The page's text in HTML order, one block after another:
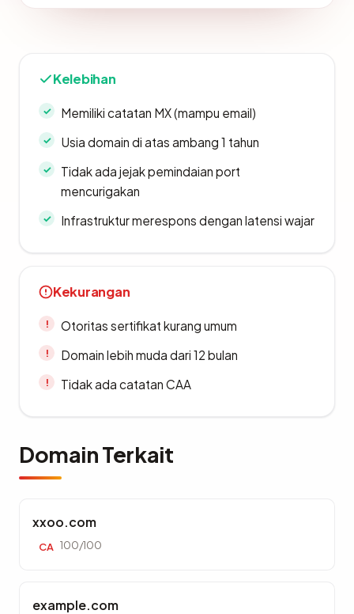
Kelebihan
Memiliki catatan MX (mampu email)
Usia domain di atas ambang 1 tahun
Tidak ada jejak pemindaian port
mencurigakan
Infrastruktur merespons dengan latensi wajar
Kekurangan
Otoritas sertifikat kurang umum
Domain lebih muda dari 12 bulan
Tidak ada catatan CAA
Domain Terkait
xxoo.com
CA 100/100
example.com